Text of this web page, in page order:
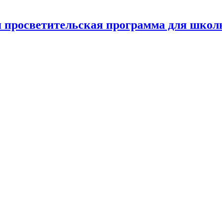
программа для